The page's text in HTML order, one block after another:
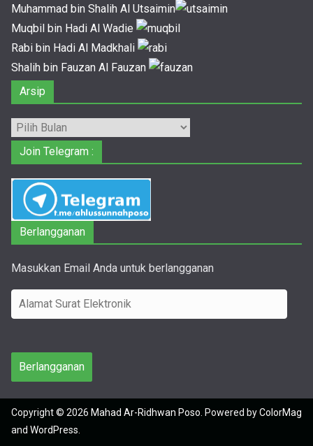
Muhammad bin Shalih Al Utsaimin
Muqbil bin Hadi Al Wadie
Rabi bin Hadi Al Madkhali
Shalih bin Fauzan Al Fauzan
Arsip
Arsip
Join Telegram :
Berlangganan
Masukkan Email Anda untuk berlangganan
l
m
t
S
u
Berlangganan
Copyright © 2026 Mahad Ar-Ridhwan Poso . Powered byColorMag
and WordPress